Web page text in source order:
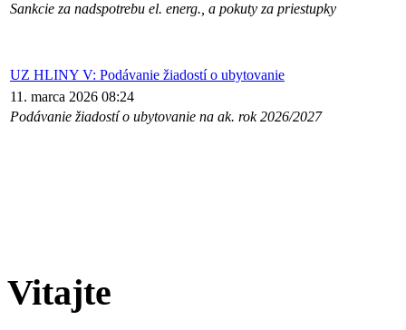
Sankcie za nadspotrebu el. energ., a pokuty za priestupky
UZ HLINY V: Podávanie žiadostí o ubytovanie
11. marca 2026 08:24
Podávanie žiadostí o ubytovanie na ak. rok 2026/2027
Vitajte